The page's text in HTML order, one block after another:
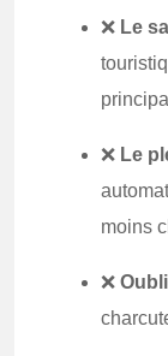
❌ Le
❌ Le
moins
❌